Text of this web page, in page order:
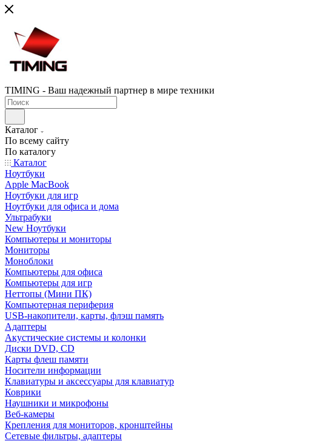
TIMING - Ваш надежный партнер в мире техники
Каталог
По всему сайту
По каталогу
Каталог
Ноутбуки
Apple MacBook
Ноутбуки для игр
Ноутбуки для офиса и дома
Ультрабуки
New Ноутбуки
Компьютеры и мониторы
Мониторы
Моноблоки
Компьютеры для офиса
Компьютеры для игр
Неттопы (Мини ПК)
Компьютерная периферия
USB-накопители, карты, флэш память
Адаптеры
Акустические системы и колонки
Диски DVD, CD
Карты флеш памяти
Носители информации
Клавиатуры и аксессуары для клавиатур
Коврики
Наушники и микрофоны
Веб-камеры
Крепления для мониторов, кронштейны
Сетевые фильтры, адаптеры